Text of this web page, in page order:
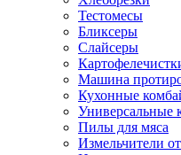
Тестомесы
Бликсеры
Слайсеры
Машина
Кухонные
Пилы для мяса
Измельчители